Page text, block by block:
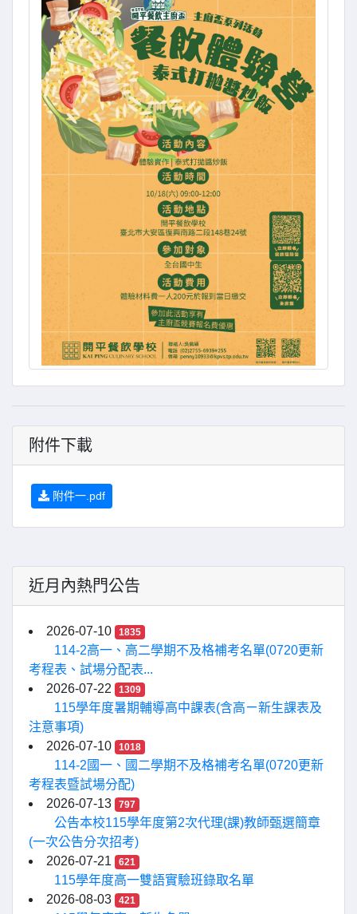
附件下載
附件一.pdf
近月內熱門公告
2026-07-10 1835
114-2高一、高二學期不及格補考名單(0720更新
考程表、試場分配表...
2026-07-22
1309
115學年度暑期輔導高中課表(含高ㄧ新生課表及
注意事項)
2026-07-10
1018
114-2國一、國二學期不及格補考名單(0720更新
考程表暨試場分配)
2026-07-13
797
公告本校115學年度第2次代理(課)教師甄選簡章
(一次公告分次招考)
2026-07-21
621
115學年度高一雙語實驗班錄取名單
2026-08-03
421